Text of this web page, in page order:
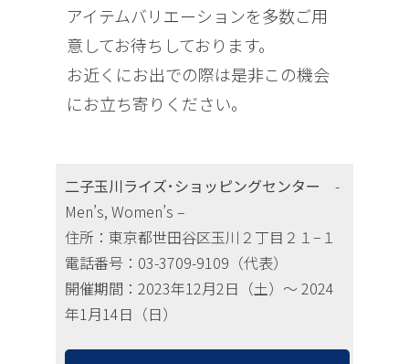
アイテムバリエーションを多数ご用
意してお待ちしております。
お近くにお出での際は是非この機会
にお立ち寄りください。
二子玉川ライズ･ショッピングセンター -
Men’s, Women’s –
住所：東京都世田谷区玉川２丁目２１−１
電話番号：03-3709-9109（代表）
開催期間：2023年12月2日（土）〜 2024
年1月14日（日）